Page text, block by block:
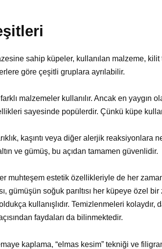
sahip küpeler, kullanılan malzeme, kilit
göre çeşitli gruplara ayrılabilir.
malzemeler kullanılır. Ancak en yaygın
sayesinde popülerdir. Çünkü küpe
kaşıntı veya diğer alerjik reaksiyonlara
ve gümüş, bu açıdan tamamen güvenlidir.
muhteşem estetik özellikleriyle de her
gümüşün soğuk parıltısı her küpeye özel
kullanışlıdır. Temizlenmeleri kolaydır,
faydaları da bilinmektedir.
kaplama, “elmas kesim” tekniği ve